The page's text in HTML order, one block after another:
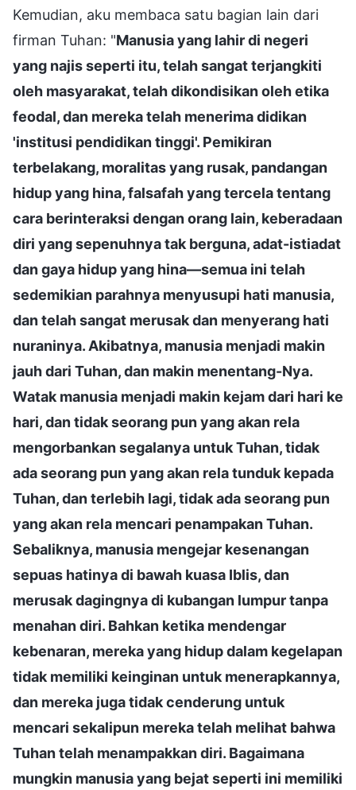
Kemudian, aku membaca satu bagian lain dari
firman Tuhan: "Manusia yang lahir di negeri
yang najis seperti itu, telah sangat terjangkiti
oleh masyarakat, telah dikondisikan oleh etika
feodal, dan mereka telah menerima didikan
'institusi pendidikan tinggi'. Pemikiran
terbelakang, moralitas yang rusak, pandangan
hidup yang hina, falsafah yang tercela tentang
cara berinteraksi dengan orang lain, keberadaan
diri yang sepenuhnya tak berguna, adat-istiadat
dan gaya hidup yang hina—semua ini telah
sedemikian parahnya menyusupi hati manusia,
dan telah sangat merusak dan menyerang hati
nuraninya. Akibatnya, manusia menjadi makin
jauh dari Tuhan, dan makin menentang-Nya.
Watak manusia menjadi makin kejam dari hari ke
hari, dan tidak seorang pun yang akan rela
mengorbankan segalanya untuk Tuhan, tidak
ada seorang pun yang akan rela tunduk kepada
Tuhan, dan terlebih lagi, tidak ada seorang pun
yang akan rela mencari penampakan Tuhan.
Sebaliknya, manusia mengejar kesenangan
sepuas hatinya di bawah kuasa Iblis, dan
merusak dagingnya di kubangan lumpur tanpa
menahan diri. Bahkan ketika mendengar
kebenaran, mereka yang hidup dalam kegelapan
tidak memiliki keinginan untuk menerapkannya,
dan mereka juga tidak cenderung untuk
mencari sekalipun mereka telah melihat bahwa
Tuhan telah menampakkan diri. Bagaimana
mungkin manusia yang bejat seperti ini memiliki